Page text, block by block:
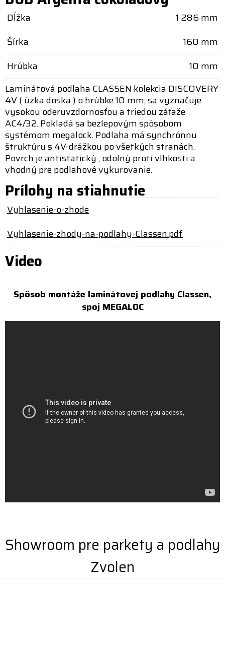
Dĺžka
1 286 mm
Šírka
160 mm
Hrúbka
10 mm
Laminátová podlaha CLASSEN kolekcia DISCOVERY
4V ( úzka doska ) o hrúbke 10 mm, sa vyznačuje
vysokou oderuvzdornosťou a triedou záťaže
AC4/32. Pokladá sa bezlepovým spôsobom
systémom megalock. Podlaha má synchrónnu
štruktúru s 4V-drážkou po všetkých stranách.
Povrch je antistatický , odolný proti vlhkosti a
vhodný pre podlahové vykurovanie.
Prílohy na stiahnutie
Vyhlasenie-o-zhode
Vyhlasenie-zhody-na-podlahy-Classen.pdf
Video
Spôsob montáže laminátovej podlahy Classen,
spoj MEGALOC
Showroom pre parkety a podlahy
Zvolen